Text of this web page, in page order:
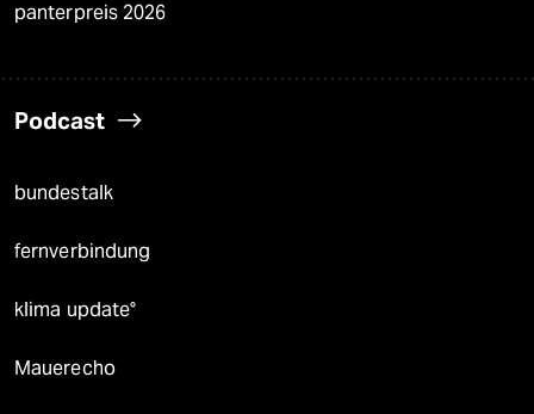
panterpreis 2026
Podcast
bundestalk
fernverbindung
klima update°
Mauerecho